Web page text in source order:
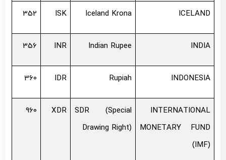
ICELAND
Iceland Krona
ISK
352
INDIA
Indian Rupee
INR
356
INDONESIA
Rupiah
IDR
360
INTERNATIONAL
MONETARY FUND
(IMF)
SDR (Special
Drawing Right)
XDR
960